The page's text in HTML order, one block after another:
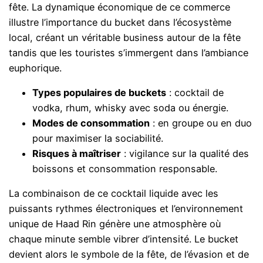
fête. La dynamique économique de ce commerce
illustre l’importance du bucket dans l’écosystème
local, créant un véritable business autour de la fête
tandis que les touristes s’immergent dans l’ambiance
euphorique.
Types populaires de buckets : cocktail de
vodka, rhum, whisky avec soda ou énergie.
Modes de consommation : en groupe ou en duo
pour maximiser la sociabilité.
Risques à maîtriser : vigilance sur la qualité des
boissons et consommation responsable.
La combinaison de ce cocktail liquide avec les
puissants rythmes électroniques et l’environnement
unique de Haad Rin génère une atmosphère où
chaque minute semble vibrer d’intensité. Le bucket
devient alors le symbole de la fête, de l’évasion et de